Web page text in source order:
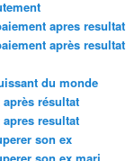
apres resultat
après resultat
du monde
résultat
resultat
son ex